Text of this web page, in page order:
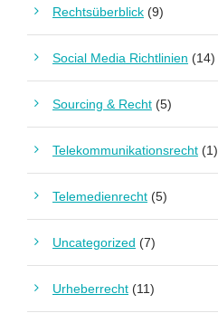
Rechtsüberblick (9)
Social Media Richtlinien (14)
Sourcing & Recht (5)
Telekommunikationsrecht (1)
Telemedienrecht (5)
Uncategorized (7)
Urheberrecht (11)